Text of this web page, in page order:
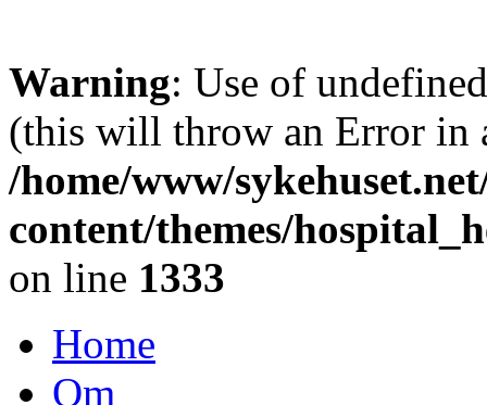
Warning: Use of
(this will throw an Error in
/home/www/
content/themes/
on line 1333
Home
Om